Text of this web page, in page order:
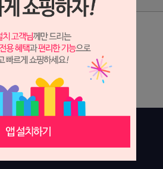
상세정보 새창 열기
상세 정보를 확대해 보실 수 있습니다.